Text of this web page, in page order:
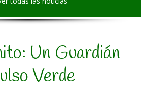
Un Guardián
Verde